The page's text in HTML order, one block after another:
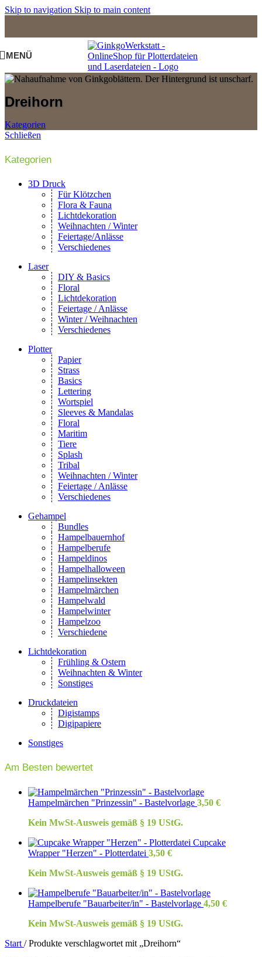
Skip to navigation Skip to main content
MENÜ
Dreihorn
Kategorien
Schließen
Kategorien
3D Druck
Für Klötzchen
Flora & Fauna
Lichtdekoration
Weihnachten / Winter
Feiertage/Anlässe
Verschiedenes
Laser
DIY & Basics
Floral
Lichtdekoration
Feiertage / Anlässe
Winter / Weihnachten
Verschiedenes
Plotter
Papier
Strass
Basics
Lettering
Wortspiel
Sleeves & Mandalas
Floral
Maritim
Tiere
Splash
Tribal
Weihnachten / Winter
Feiertage / Anlässe
Verschiedenes
Gehampel
Bundles
Hampelbauernhof
Hampelberufe
Hampeldinos
Hampelhalloween
Hampelinsekten
Hampelmärchen
Hampelwald
Hampelwinter
Hampelzoo
Verschiedene
Lichtdekoration
Frühling & Ostern
Weihnachten & Winter
Sonstiges
Druckdateien
Digistamps
Digipapiere
Sonstiges
Am Besten bewertet
Hampelmärchen "Prinzessin" - Bastelvorlage 3,50 €
Kein MwSt-Ausweis gemäß § 19 UStG.
Cupcake
Wrapper "Herzen" - Plotterdatei 3,50 €
Kein MwSt-Ausweis gemäß § 19 UStG.
Hampelberufe "Bauarbeiter/in" - Bastelvorlage 4,50 €
Kein MwSt-Ausweis gemäß § 19 UStG.
Start / Produkte verschlagwortet mit „Dreihorn“